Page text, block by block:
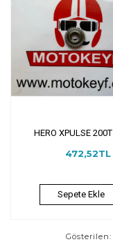
HERO XPULSE
472,52TL
Sepete Ekle
Gösterilen: